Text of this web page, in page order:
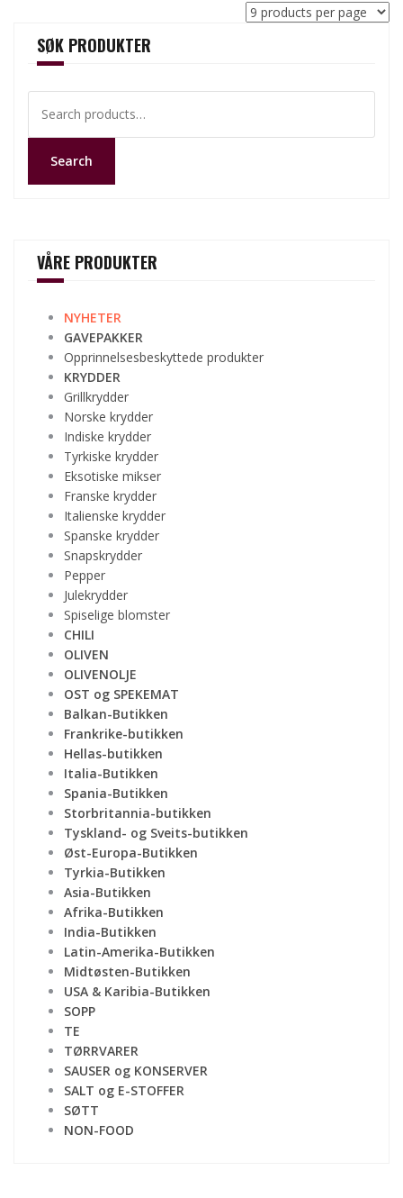
SØK PRODUKTER
for:
Search
VÅRE PRODUKTER
NYHETER
GAVEPAKKER
Opprinnelsesbeskyttede produkter
KRYDDER
Grillkrydder
Norske krydder
Indiske krydder
Tyrkiske krydder
Eksotiske mikser
Franske krydder
Italienske krydder
Spanske krydder
Snapskrydder
Pepper
Julekrydder
Spiselige blomster
CHILI
OLIVEN
OLIVENOLJE
OST og SPEKEMAT
Balkan-Butikken
Frankrike-butikken
Hellas-butikken
Italia-Butikken
Spania-Butikken
Storbritannia-butikken
Tyskland- og Sveits-butikken
Øst-Europa-Butikken
Tyrkia-Butikken
Asia-Butikken
Afrika-Butikken
India-Butikken
Latin-Amerika-Butikken
Midtøsten-Butikken
USA & Karibia-Butikken
SOPP
TE
TØRRVARER
SAUSER og KONSERVER
SALT og E-STOFFER
SØTT
NON-FOOD